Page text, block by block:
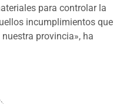
para controlar la
incumplimientos que
provincia», ha